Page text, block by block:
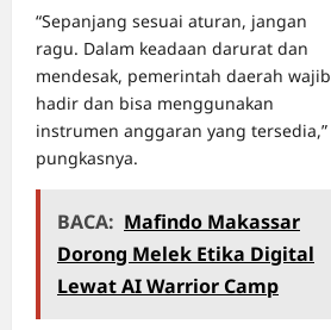
“Sepanjang sesuai aturan, jangan
ragu. Dalam keadaan darurat dan
mendesak, pemerintah daerah wajib
hadir dan bisa menggunakan
instrumen anggaran yang tersedia,”
pungkasnya.
BACA: Mafindo Makassar
Dorong Melek Etika Digital
Lewat AI Warrior Camp